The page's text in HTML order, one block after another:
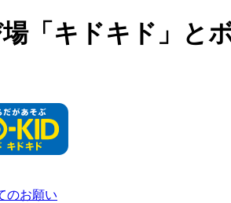
「キドキド」と
のお願い